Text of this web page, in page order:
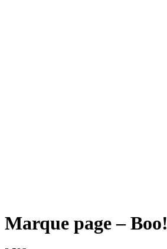
Marque page – Boo!